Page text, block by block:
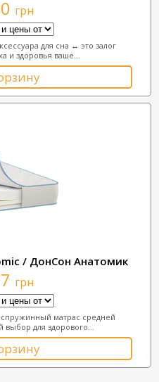
грн
для сна ↔ это залог
и здоровья ваше...
/ ДонСон Анатомик
грн
матрас средней
для здорового...